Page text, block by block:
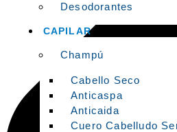
Desodorantes
CAPILAR
Champú
Cabello Seco
Anticaspa
Anticaida
Cuero Cabelludo